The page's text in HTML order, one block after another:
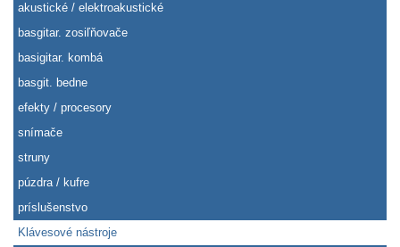
akustické / elektroakustické
basgitar. zosiľňovače
basigitar. kombá
basgit. bedne
efekty / procesory
snímače
struny
púzdra / kufre
príslušenstvo
Klávesové nástroje